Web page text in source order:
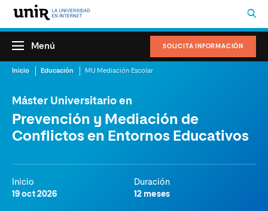
SOLICITA INFORMACIÓN
Menú
Inicio Educación MU Mediación Escolar
Máster Universitario en
Prevención y Mediación de
Conflictos en Entornos Educativos
Inicio
19 oct 2026
Duración
12 meses